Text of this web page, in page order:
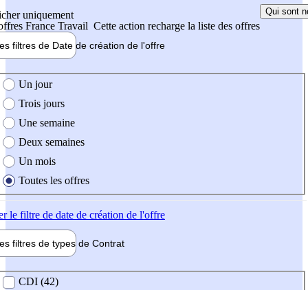
uniquement
France Travail Cette action recharge la liste des offres
Qui sont
filtres de Date de création de l'offre
création de l'offre
Un jour
Trois jours
Une semaine
Deux semaines
Un mois
Toutes les offres
le filtre de date de création de l'offre
filtres de types de Contrat
contrat
CDI (42)